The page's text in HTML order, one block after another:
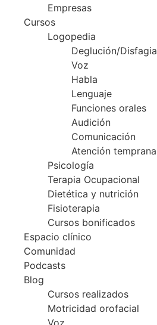
Empresas
Cursos
Logopedia
Deglución/Disfagia
Voz
Habla
Lenguaje
Funciones orales
Audición
Comunicación
Atención temprana
Psicología
Terapia Ocupacional
Dietética y nutrición
Fisioterapia
Cursos bonificados
Espacio clínico
Comunidad
Podcasts
Blog
Cursos realizados
Motricidad orofacial
Voz